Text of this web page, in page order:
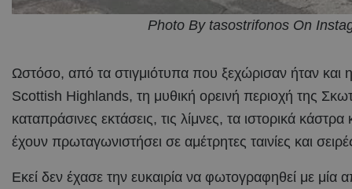
Photo By tasostrifonos On
Ωστόσο, από τα στιγμιότυπα που ξεχώρισαν ήταν και
Scottish Highlands, τη μυθική ορεινή περιοχή της
καταπράσινες εκτάσεις, τις λίμνες, τα ιστορικά
έχουν πρωταγωνιστήσει σε αμέτρητες ταινίες και
Εκεί δεν έχασε την ευκαιρία να φωτογραφηθεί με μία